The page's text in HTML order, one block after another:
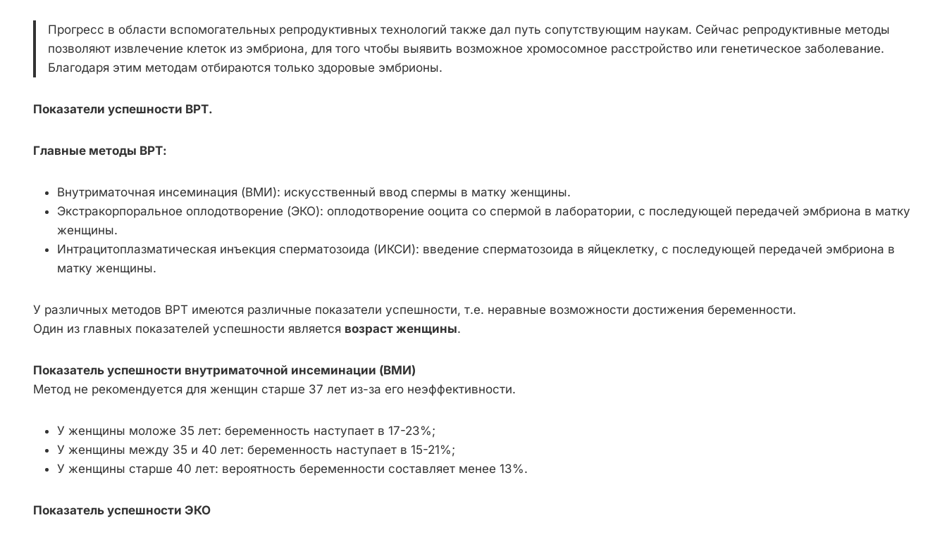
Прогресс в области вспомогательных репродуктивных технологий также дал путь сопутствующим наукам. Сейчас репродуктивные методы
позволяют извлечение клеток из эмбриона, для того чтобы выявить возможное хромосомное расстройство или генетическое заболевание.
Благодаря этим методам отбираются только здоровые эмбрионы.
Показатели успешности ВРТ.
Главные методы ВРТ:
Внутриматочная инсеминация (ВМИ): искусственный ввод спермы в матку женщины.
Экстракорпоральное оплодотворение (ЭКО): оплодотворение ооцита со спермой в лаборатории, с последующей передачей эмбриона в матку
женщины.
Интрацитоплазматическая инъекция сперматозоида (ИКСИ): введение сперматозоида в яйцеклетку, с последующей передачей эмбриона в
матку женщины.
У различных методов ВРТ имеются различные показатели успешности, т.е. неравные возможности достижения беременности.
Один из главных показателей успешности является возраст женщины.
Показатель успешности внутриматочной инсеминации (ВМИ)
Метод не рекомендуется для женщин старше 37 лет из-за его неэффективности.
У женщины моложе 35 лет: беременность наступает в 17-23%;
У женщины между 35 и 40 лет: беременность наступает в 15-21%;
У женщины старше 40 лет: вероятность беременности составляет менее 13%.
Показатель успешности ЭКО